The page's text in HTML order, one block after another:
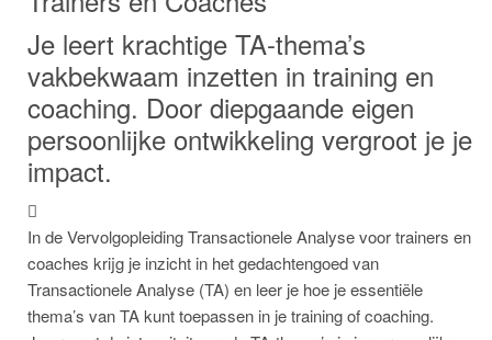
Je leert krachtige TA-thema’s
vakbekwaam inzetten in training en
coaching. Door diepgaande eigen
persoonlijke ontwikkeling vergroot je je
impact.
In de Vervolgopleiding Transactionele Analyse voor trainers en
coaches krijg je inzicht in het gedachtengoed van
Transactionele Analyse (TA) en leer je hoe je essentiële
thema’s van TA kunt toepassen in je training of coaching.